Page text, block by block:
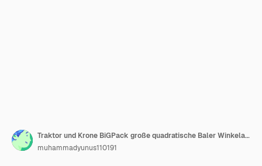
Traktor und Krone BiGPack große quadratische Baler Winkelansicht
muhammadyunus110191